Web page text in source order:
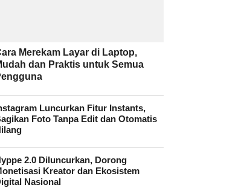
Merekam Layar di Laptop,
dan Praktis untuk Semua
Luncurkan Fitur Instants,
Foto Tanpa Edit dan Otomatis
2.0 Diluncurkan, Dorong
Kreator dan Ekosistem
Nasional